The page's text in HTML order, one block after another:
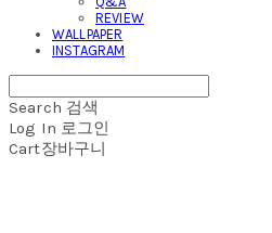
REVIEW
WALLPAPER
INSTAGRAM
Search 검색
Log In 로그인
Cart장바구니